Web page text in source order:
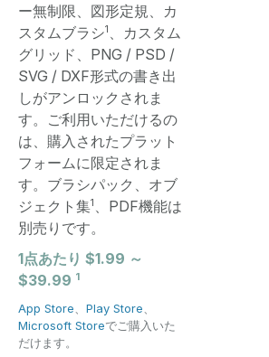
ー無制限、図形定規、カ
スタムブラシ1
、カスタム
グリッド、PNG / PSD /
SVG / DXF形式の書き出
しがアンロックされま
す。ご利用いただけるの
は、購入されたプラット
フォームに限定されま
す。ブラシパック、オブ
ジェクト集1
、PDF機能は
別売りです。
1点あたり $1.99 ～
$39.99 1
App Store Play Store
Microsoft Storeでご購入いた
だけます。